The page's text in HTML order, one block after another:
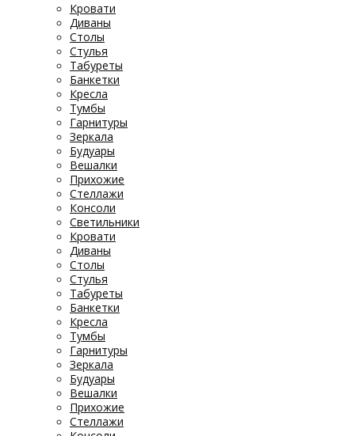
Кровати
Диваны
Столы
Стулья
Табуреты
Банкетки
Кресла
Тумбы
Гарнитуры
Зеркала
Будуары
Вешалки
Прихожие
Стеллажи
Консоли
Светильники
Кровати
Диваны
Столы
Стулья
Табуреты
Банкетки
Кресла
Тумбы
Гарнитуры
Зеркала
Будуары
Вешалки
Прихожие
Стеллажи